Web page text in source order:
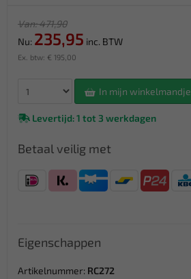
Van: 471,90
Nu: 235,95 inc. BTW
Ex. btw: € 195,00
In mijn winkelmandje
Levertijd: 1 tot 3 werkdagen
Betaal veilig met
Eigenschappen
Artikelnummer: RC272